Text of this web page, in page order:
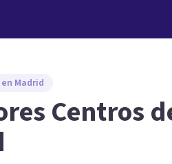
Madrid
Centros